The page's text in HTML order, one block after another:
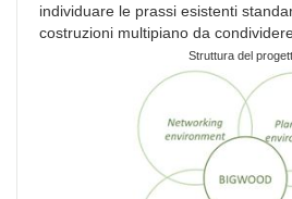
individuare le prassi esistenti
costruzioni multipiano da
Struttura del